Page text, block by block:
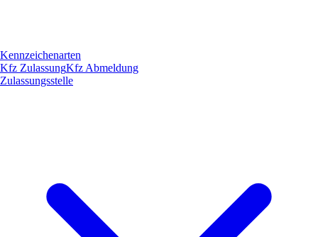
Kennzeichenarten
Kfz ZulassungKfz Abmeldung
Zulassungsstelle